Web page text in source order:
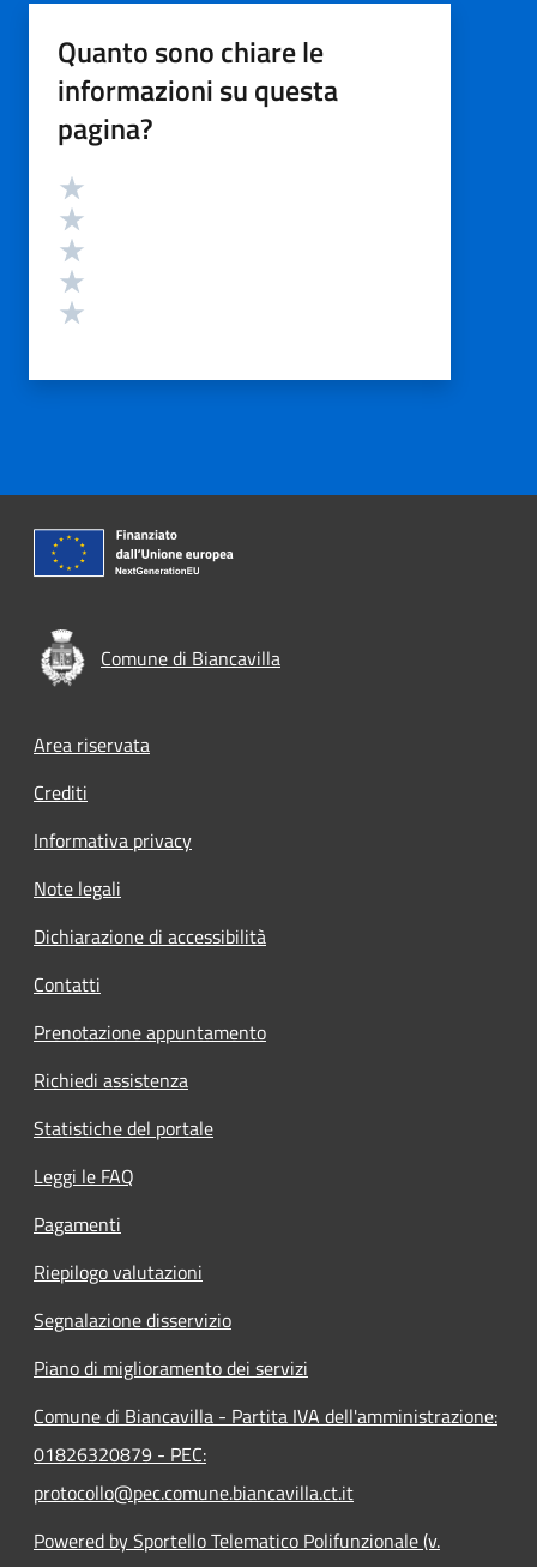
Quanto sono chiare le
informazioni su questa
pagina?
Valutazione
Comune di Biancavilla
Footer menu
Area riservata
Crediti
Informativa privacy
Note legali
Dichiarazione di accessibilità
Contatti
Prenotazione appuntamento
Richiedi assistenza
Statistiche del portale
Leggi le FAQ
Pagamenti
Riepilogo valutazioni
Segnalazione disservizio
Piano di miglioramento dei servizi
Comune di Biancavilla - Partita IVA dell'amministrazione:
01826320879 - PEC:
protocollo@pec.comune.biancavilla.ct.it
Powered by Sportello Telematico Polifunzionale (v.